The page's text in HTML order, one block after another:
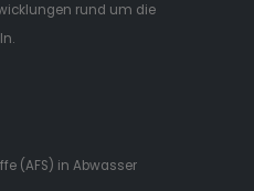
rund um die
(AFS) in Abwasser